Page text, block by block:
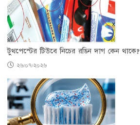
টুথপেস্টের টিউবে নিচের রঙিন দাগ কেন থাকে?
২৬/০৭/২০২৬